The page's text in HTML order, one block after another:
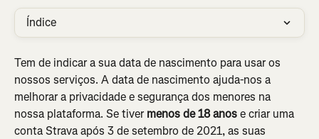
Índice
Tem de indicar a sua data de nascimento para usar os
nossos serviços. A data de nascimento ajuda-nos a
melhorar a privacidade e segurança dos menores na
nossa plataforma. Se tiver menos de 18 anos e criar uma
conta Strava após 3 de setembro de 2021, as suas